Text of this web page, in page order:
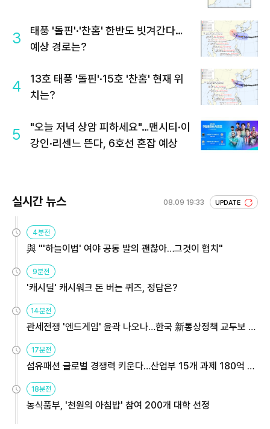
3
태풍 '돌핀'·'찬홈' 한반도 빗겨간다…
예상 경로는?
4
13호 태풍 '돌핀'·15호 '찬홈' 현재 위
치는?
5
"오늘 저녁 상암 피하세요"…맨시티·이
강인·리센느 뜬다, 6호선 혼잡 예상
실시간 뉴스 08.09 19:33 UPDATE
4분전
與 "'하늘이법' 여야 공동 발의 괜찮아…그것이 협치"
9분전
'캐시딜' 캐시워크 돈 버는 퀴즈, 정답은?
14분전
관세전쟁 '엔드게임' 윤곽 나오나…한국 新통상정책 교두보 활
용해야
17분전
섬유패션 글로벌 경쟁력 키운다…산업부 15개 과제 180억 지
원
18분전
농식품부, '천원의 아침밥' 참여 200개 대학 선정